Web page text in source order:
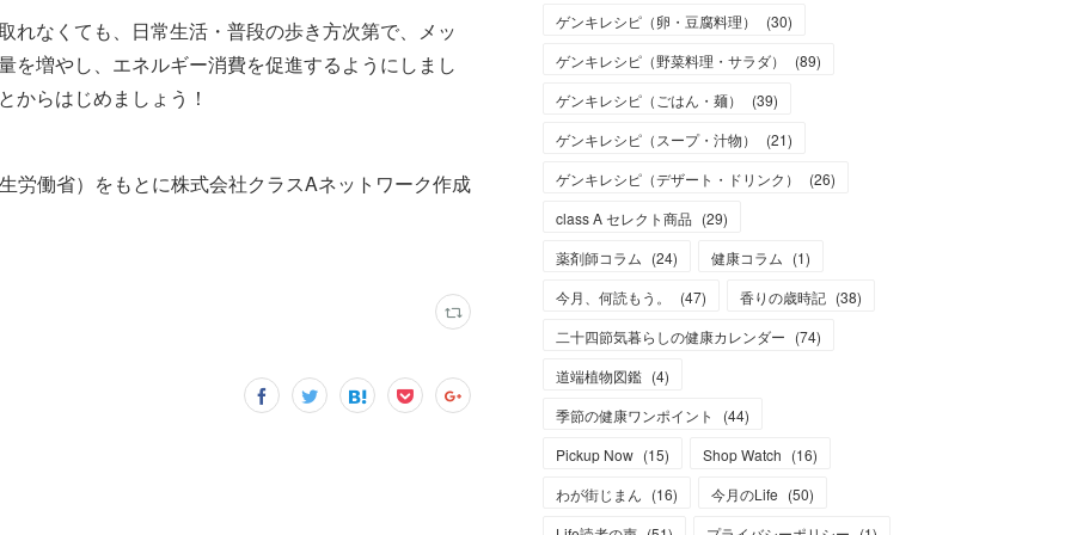
れなくても、日常生活・普段の歩き方次第で、メッ
を増やし、エネルギー消費を促進するようにしまし
からはじめましょう！
労働省）をもとに株式会社クラスAネットワーク作成
ゲンキレシピ（卵・豆腐料理）
(30)
ゲンキレシピ（野菜料理・サラダ）
(89)
ゲンキレシピ（ごはん・麺）
(39)
ゲンキレシピ（スープ・汁物）
(21)
ゲンキレシピ（デザート・ドリンク）
(26)
class A セレクト商品 (29)
薬剤師コラム (24) 健康コラム (1)
今月、何読もう。
(47) 香りの歳時記 (38)
二十四節気暮らしの健康カレンダー (74)
道端植物図鑑 (4)
季節の健康ワンポイント
(44)
Pickup Now (15) Shop Watch (16)
わが街じまん (16) 今月のLife (50)